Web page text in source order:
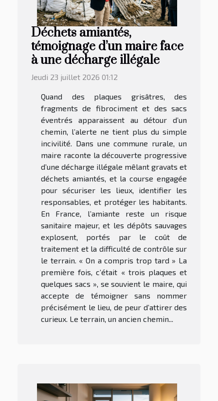
Déchets amiantés,
témoignage d’un maire face
à une décharge illégale
Jeudi 23 juillet 2026 01:12
Quand des plaques grisâtres, des
fragments de fibrociment et des sacs
éventrés apparaissent au détour d’un
chemin, l’alerte ne tient plus du simple
incivilité. Dans une commune rurale, un
maire raconte la découverte progressive
d’une décharge illégale mêlant gravats et
déchets amiantés, et la course engagée
pour sécuriser les lieux, identifier les
responsables, et protéger les habitants.
En France, l’amiante reste un risque
sanitaire majeur, et les dépôts sauvages
explosent, portés par le coût de
traitement et la difficulté de contrôle sur
le terrain. « On a compris trop tard » La
première fois, c’était « trois plaques et
quelques sacs », se souvient le maire, qui
accepte de témoigner sans nommer
précisément le lieu, de peur d’attirer des
curieux. Le terrain, un ancien chemin...